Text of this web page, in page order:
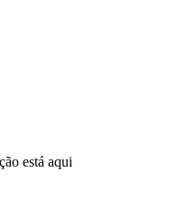
está aqui